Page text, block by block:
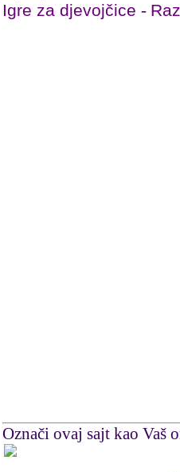
Igre za djevojčice -
Označi ovaj sajt kao Vaš